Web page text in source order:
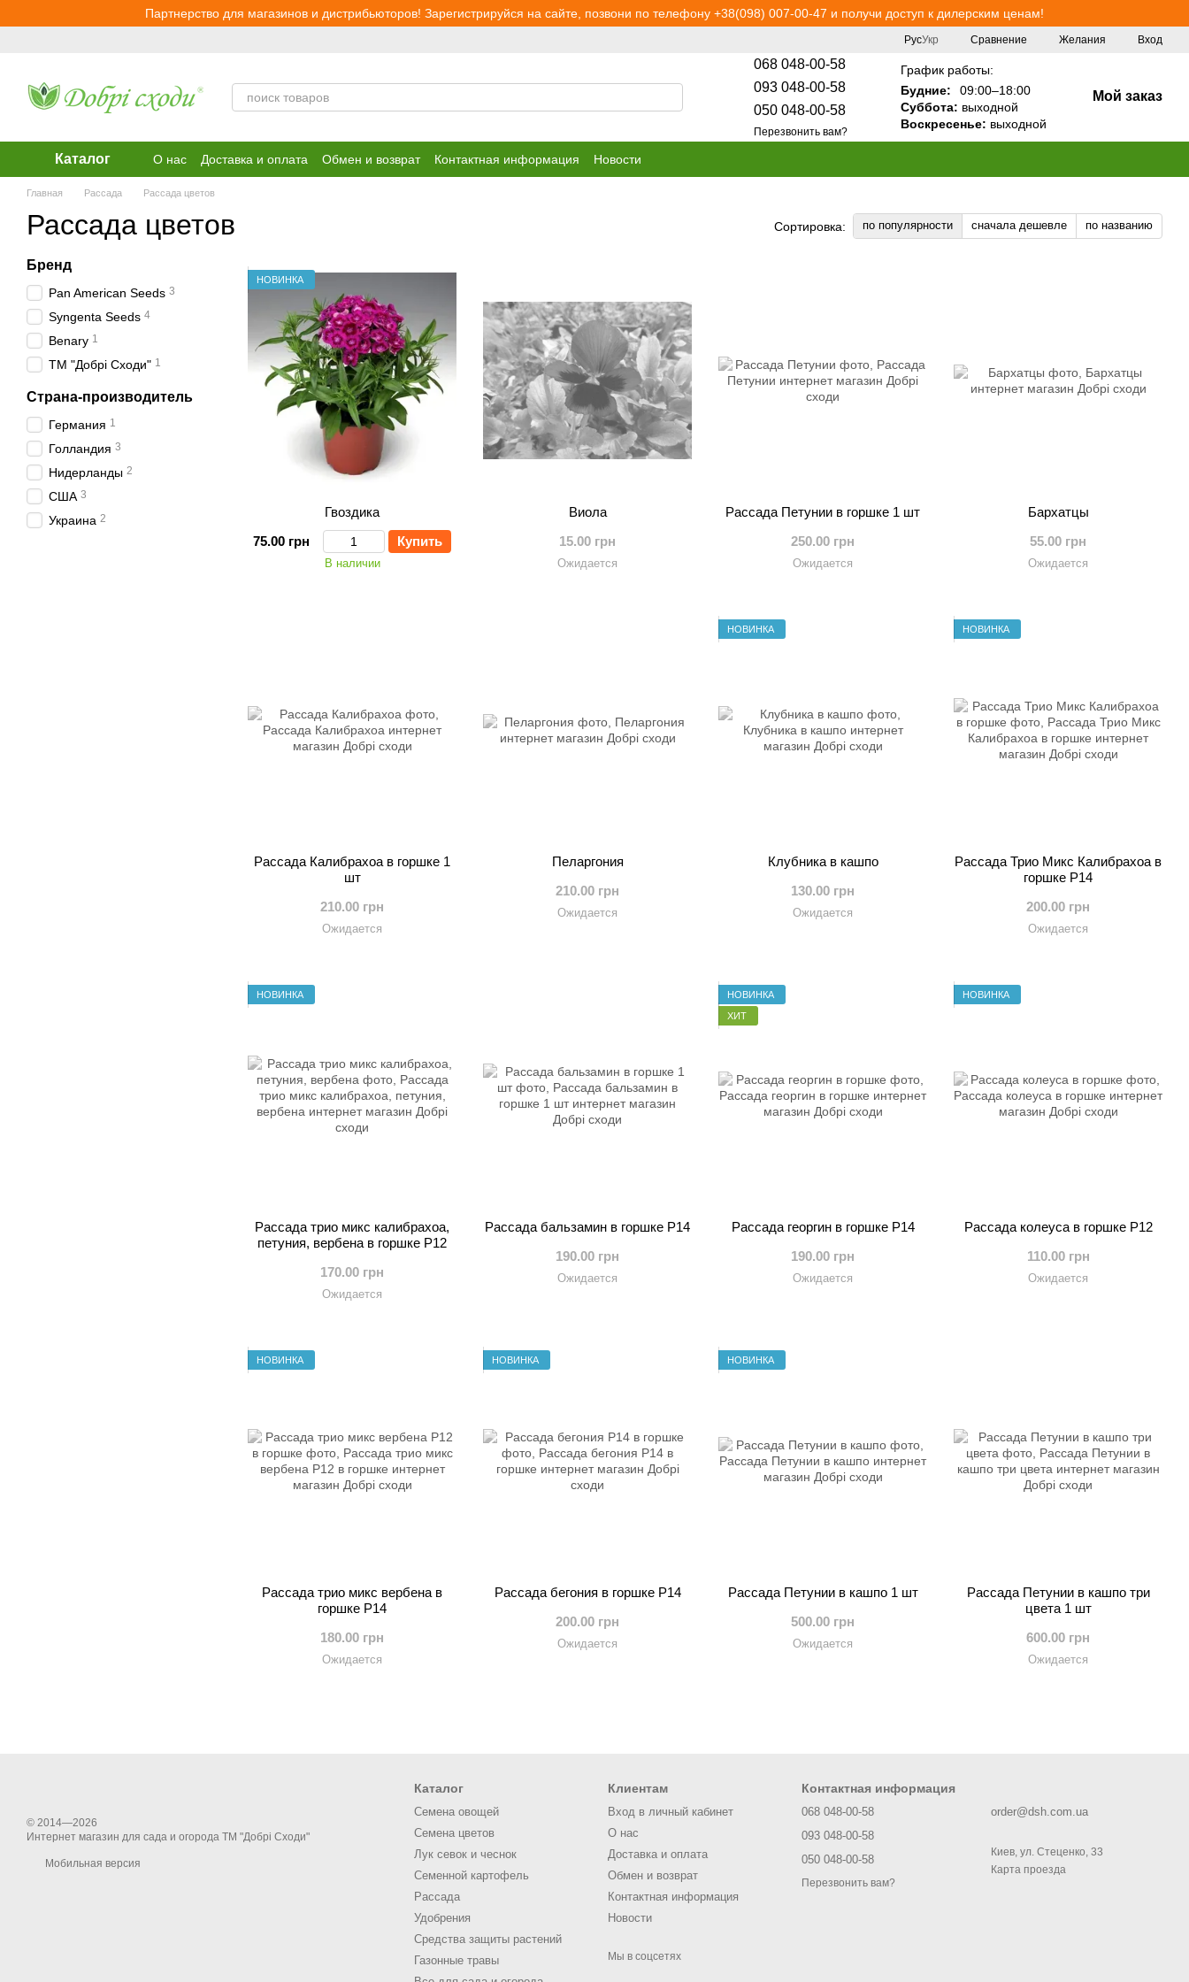
Перейти к основному контентуПартнерство для магазинов и дистрибьюторов! Зарегистрируйся на сайте, позвони по телефону +38(098) 007-00-47 и получи доступ к дилерским ценам!
РусУкр Сравнение Желания Вход
068 048-00-58
093 048-00-58
050 048-00-58
Перезвонить вам?
График работы:
Будние:
09:00–18:00
Суббота: выходной
Воскресенье: выходной
Мой заказ
Каталог О нас Доставка и оплата Обмен и возврат Контактная информация Новости
Главная Рассада Рассада цветов
Рассада цветов Сортировка: по популярности сначала дешевле по названию
НОВИНКА
Гвоздика
75.00 грн
Купить
В наличии
Виола
15.00 грн
Ожидается
Рассада Петунии в горшке 1 шт
250.00 грн
Ожидается
Бархатцы
55.00 грн
Ожидается
Рассада Калибрахоа в горшке 1
шт
210.00 грн
Ожидается
Пеларгония
210.00 грн
Ожидается
НОВИНКА
Клубника в кашпо
130.00 грн
Ожидается
НОВИНКА
Рассада Трио Микс Калибрахоа в
горшке Р14
200.00 грн
Ожидается
НОВИНКА
Рассада трио микс калибрахоа,
петуния, вербена в горшке Р12
170.00 грн
Ожидается
Рассада бальзамин в горшке Р14
190.00 грн
Ожидается
НОВИНКА
ХИТ
Рассада георгин в горшке Р14
190.00 грн
Ожидается
НОВИНКА
Рассада колеуса в горшке Р12
110.00 грн
Ожидается
НОВИНКА
Рассада трио микс вербена в
горшке Р14
180.00 грн
Ожидается
НОВИНКА
Рассада бегония в горшке Р14
200.00 грн
Ожидается
НОВИНКА
Рассада Петунии в кашпо 1 шт
500.00 грн
Ожидается
Рассада Петунии в кашпо три
цвета 1 шт
600.00 грн
Ожидается
Бренд
Pan American Seeds 3
Syngenta Seeds 4
Веnary 1
ТМ "Добрі Сходи" 1
Страна-производитель
Германия 1
Голландия 3
Нидерланды 2
США 3
Украина 2
© 2014—2026
Интернет магазин для сада и огорода ТМ "Добрі Сходи"
Мобильная версия
Каталог
Семена овощей
Семена цветов
Лук севок и чеснок
Семенной картофель
Рассада
Удобрения
Средства защиты растений
Газонные травы
Клиентам
Вход в личный кабинет
О нас
Доставка и оплата
Обмен и возврат
Контактная информация
Новости
Мы в соцсетях
Контактная информация
068 048-00-58
093 048-00-58
050 048-00-58
Перезвонить вам?
order@dsh.com.ua
Киев, ул. Стеценко, 33
Карта проезда